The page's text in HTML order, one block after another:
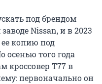
под брендом
Nissan, и в 2023
копию под
осенью того года
кроссовер T77 в
первоначально он